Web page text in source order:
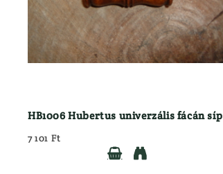
HB1006 Hubertus univerzális fácán síp
7 101 Ft

